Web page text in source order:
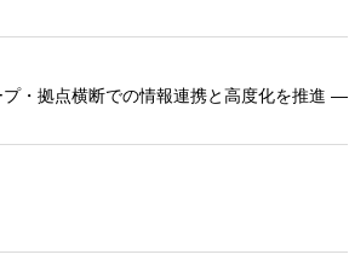
・拠点横断での情報連携と高度化を推進 ―